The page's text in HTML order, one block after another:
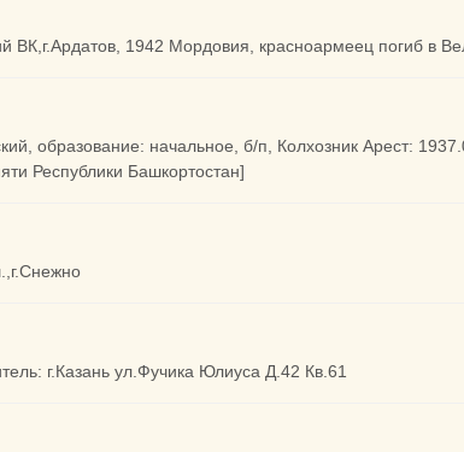
1942 Мордовия, красноармеец погиб в
образование: начальное, б/п, Колхозник Арест:
Республики Башкортостан]
г.Казань ул.Фучика Юлиуса Д.42 Кв.61